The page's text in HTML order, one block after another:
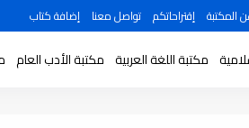
المكتبة إقتراحاتكم تواصل معنا إضافة كتاب
مكتبة اللغة العربية مكتبة الأدب العام